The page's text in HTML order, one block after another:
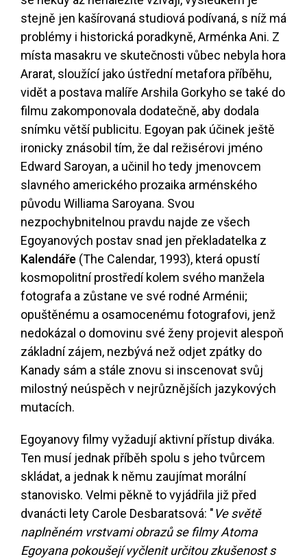
stejně jen kašírovaná studiová podívaná, s níž má
problémy i historická poradkyně, Arménka Ani. Z
místa masakru ve skutečnosti vůbec nebyla hora
Ararat, sloužící jako ústřední metafora příběhu,
vidět a postava malíře Arshila Gorkyho se také do
filmu zakomponovala dodatečně, aby dodala
snímku větší publicitu. Egoyan pak účinek ještě
ironicky znásobil tím, že dal režisérovi jméno
Edward Saroyan, a učinil ho tedy jmenovcem
slavného amerického prozaika arménského
původu Williama Saroyana. Svou
nezpochybnitelnou pravdu najde ze všech
Egoyanových postav snad jen překladatelka z
Kalendáře (The Calendar, 1993), která opustí
kosmopolitní prostředí kolem svého manžela
fotografa a zůstane ve své rodné Arménii;
opuštěnému a osamocenému fotografovi, jenž
nedokázal o domovinu své ženy projevit alespoň
základní zájem, nezbývá než odjet zpátky do
Kanady sám a stále znovu si inscenovat svůj
milostný neúspěch v nejrůznějších jazykových
mutacích.
Egoyanovy filmy vyžadují aktivní přístup diváka.
Ten musí jednak příběh spolu s jeho tvůrcem
skládat, a jednak k němu zaujímat morální
stanovisko. Velmi pěkně to vyjádřila již před
dvanácti lety Carole Desbaratsová: "Ve světě
naplněném vrstvami obrazů se filmy Atoma
Egoyana pokoušejí vyčlenit určitou zkušenost s